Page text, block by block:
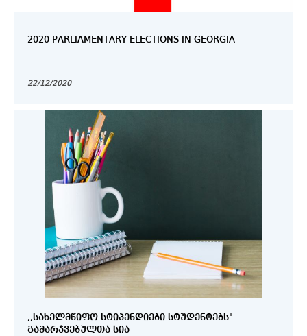
2020 PARLIAMENTARY ELECTIONS IN GEORGIA
22/12/2020
,,ᲡᲐᲮᲔᲚᲛᲬᲘᲤᲝ ᲡᲢᲘᲞᲔᲜᲓᲘᲔᲑᲘ ᲡᲢᲣᲓᲔᲜᲢᲔᲑᲡ"
ᲒᲐᲛᲐᲠᲯᲕᲔᲑᲣᲚᲗᲐ ᲡᲘᲐ